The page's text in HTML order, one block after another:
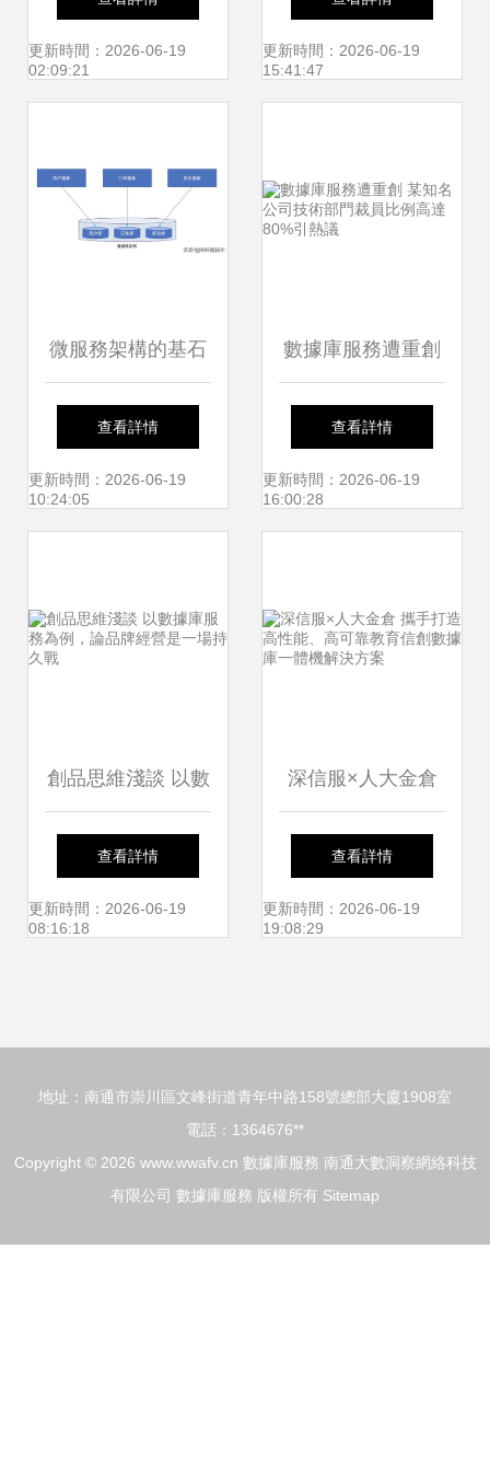
企業數據管理新紀
更新時間：2026-06-19
02:09:21
進、優勢與挑戰
更新時間：2026-06-19
15:41:47
微服務架構的基石
為何數據庫不應跨
服務共享
查看詳情
更新時間：2026-06-19
10:24:05
數據庫服務遭重創
某知名公司技術部
門裁員比例高達
查看詳情
更新時間：2026-06-19
16:00:28
創品思維淺談 以數
據庫服務為例，論
品牌經營是一場持
查看詳情
更新時間：2026-06-19
08:16:18
深信服×人大金倉
攜手打造高性能、
高可靠教育信創數
查看詳情
更新時間：2026-06-19
19:08:29
地址：南通市崇川區文峰街道青年中路158號總部大廈1908室
電話：1364676**
Copyright © 2026 www.wwafv.cn 數據庫服務 南通大數洞察網絡科技
有限公司 數據庫服務 版權所有 Sitemap